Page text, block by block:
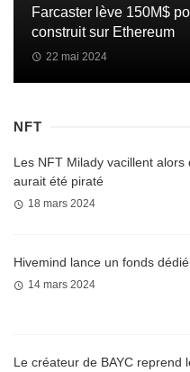
Farcaster lève 150M$
construit sur Ethereum
22 mai 2024
NFT
Les NFT Milady vacillent alors
aurait été piraté
18 mars 2024
Hivemind lance un fonds
14 mars 2024
Le créateur de BAYC reprend